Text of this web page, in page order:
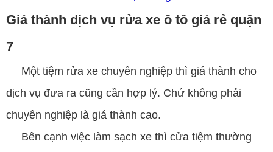
Giá thành dịch vụ rửa xe ô tô giá rẻ quận
7
Một tiệm rửa xe chuyên nghiệp thì giá thành cho
dịch vụ đưa ra cũng cần hợp lý. Chứ không phải
chuyên nghiệp là giá thành cao.
Bên cạnh việc làm sạch xe thì cửa tiệm thường